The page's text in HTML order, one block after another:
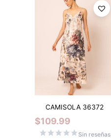
CAMISOLA 36372
$109.99
Sin reseñas